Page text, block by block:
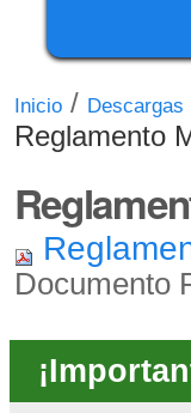
Inicio / Descargas
Reglamento
Documento